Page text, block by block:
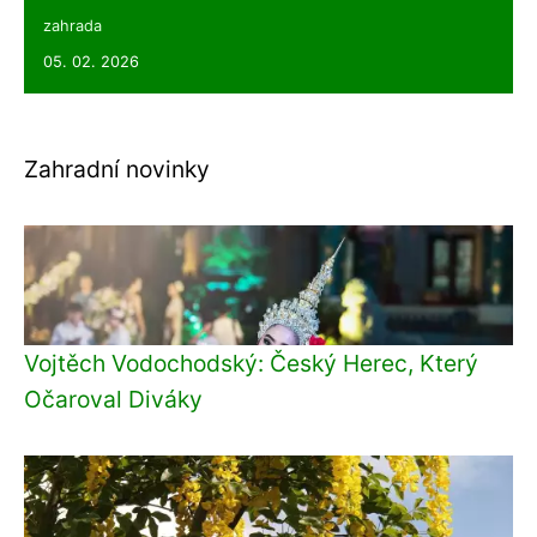
zahrada
05. 02. 2026
Zahradní novinky
Vojtěch Vodochodský: Český Herec, Který
Očaroval Diváky